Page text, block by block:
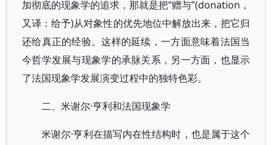
加彻底的现象学的追求，那就是把“赠与”(donation，
又译：给予)从对象性的优先地位中解放出来，把它归
还给真正的经验。这样的延续，一方面意味着法国当
今哲学发展与现象学的承脉关系，另一方面，也显示
了法国现象学发展演变过程中的独特色彩。
二、米谢尔·亨利和法国现象学
米谢尔·亨利在描写内在性结构时，也是属于这个